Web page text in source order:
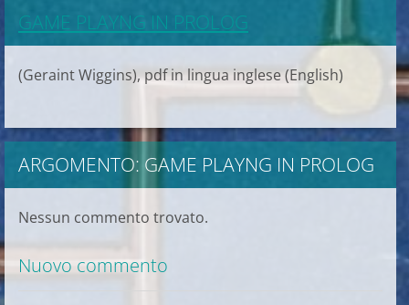
GAME PLAYNG IN PROLOG
(Geraint Wiggins), pdf in lingua inglese (English)
ARGOMENTO: GAME PLAYNG IN PROLOG
Nessun commento trovato.
Nuovo commento